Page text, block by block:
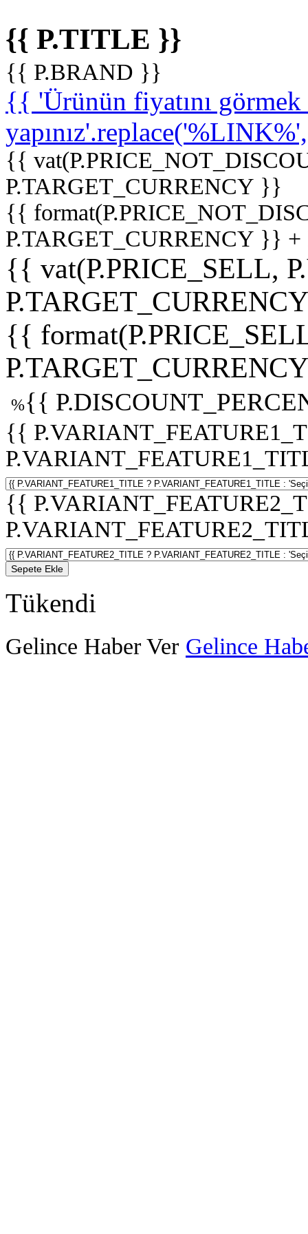
{{ P.TITLE }}
{{ P.BRAND }}
{{ 'Ürünün fiyatını
{{
P.TARGET_CURRENCY }}
{{
P.TARGET_CURRENCY }}
{{ vat(P.PRICE_SELL,
{{
%{{
{{
{{
Sepete Ekle
Tükendi
Gelince Haber Ver Gelince